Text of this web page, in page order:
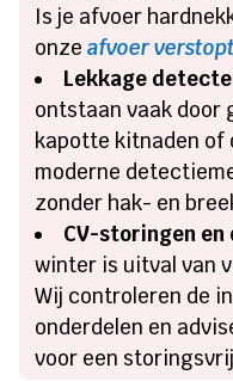
Is je afvoer
onzeafvoer
Lekkage
ontstaan vaak door
kapotte kitnaden of
moderne
zonder hak- en
CV-storingen en
winter is uitval van
Wij controleren de
onderdelen en
voor een